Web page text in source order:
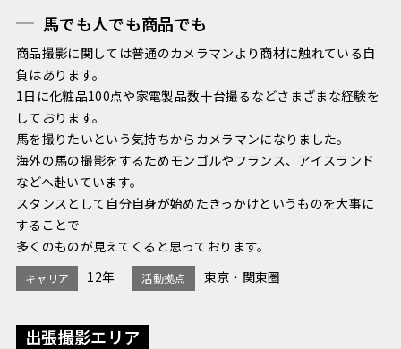
馬でも人でも商品でも
商品撮影に関しては普通のカメラマンより商材に触れている自
負はあります。
1日に化粧品100点や家電製品数十台撮るなどさまざまな経験を
しております。
馬を撮りたいという気持ちからカメラマンになりました。
海外の馬の撮影をするためモンゴルやフランス、アイスランド
などへ赴いています。
スタンスとして自分自身が始めたきっかけというものを大事に
することで
多くのものが見えてくると思っております。
キャリア 12年 活動拠点 東京・関東圏
出張撮影エリア